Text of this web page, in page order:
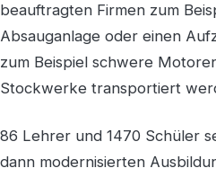
beauftragten Firmen zum
Absauganlage oder einen
zum Beispiel schwere
Stockwerke transportiert
86 Lehrer und 1470 Schüler
dann modernisierten